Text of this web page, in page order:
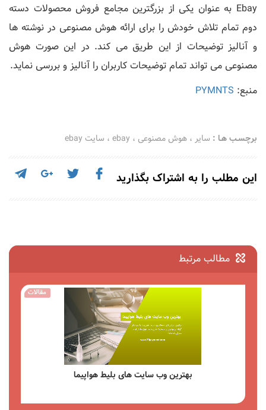
Ebay به عنوان یکی از بزرگترین مجامع فروش محصولات دسته
دوم تمام تلاش خودش را برای ارائه هوش مصنوعی در نوشته ها
و آنالیز توضیحات از این طریق می کند. در این صورت هوش
مصنوعی می تواند تمام توضیحات کاربران را آنالیز و بررسی نماید.
منبع: PYMNTS
برچسـب هـا : سایر ، هوش مصنوعی ، ebay ، سایت ebay
این مطلب را به اشتراک بگذارید
مطالب مرتبط
مقالات
بهترین وب سایت های بلیط هواپیما